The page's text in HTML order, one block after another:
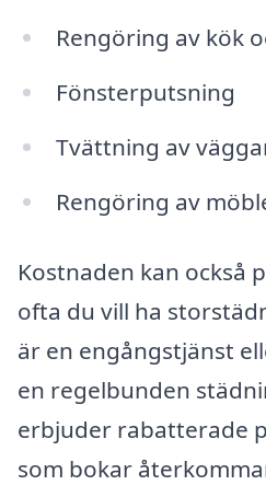
Rengöring av kök
Fönsterputsning
Tvättning av
Rengöring av
Kostnaden kan också
ofta du vill ha
är en engångstjänst
en regelbunden
erbjuder rabatterade
som bokar